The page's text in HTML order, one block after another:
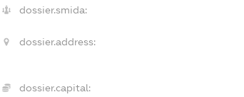
dossier.smida:
dossier.address:
dossier.capital: